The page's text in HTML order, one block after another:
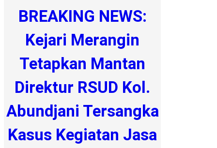
BREAKING NEWS:
Kejari Merangin
Tetapkan Mantan
Direktur RSUD Kol.
Abundjani Tersangka
Kasus Kegiatan Jasa